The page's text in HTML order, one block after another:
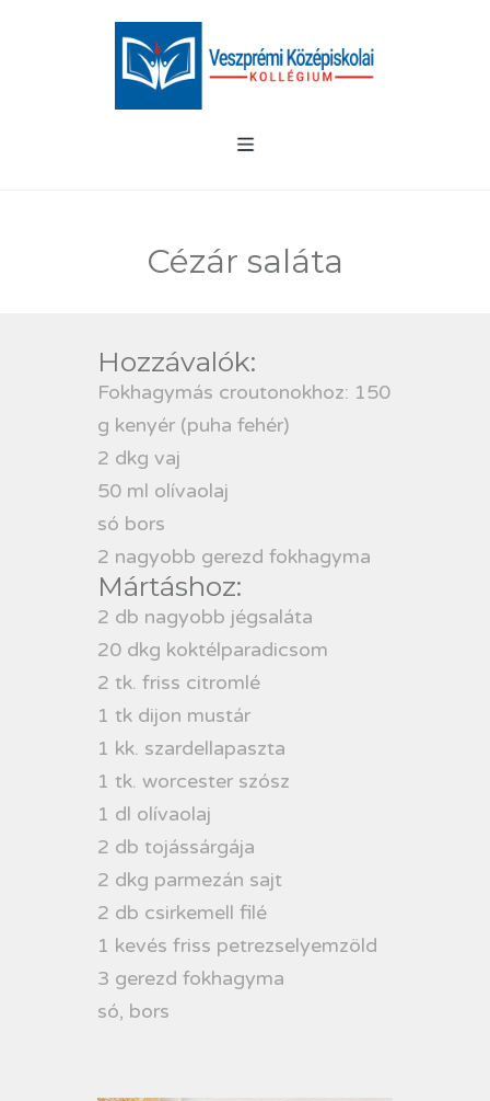
Cézár saláta
Hozzávalók:
Fokhagymás croutonokhoz: 150
g kenyér (puha fehér)
2 dkg vaj
50 ml olívaolaj
só bors
2 nagyobb gerezd fokhagyma
Mártáshoz:
2 db nagyobb jégsaláta
20 dkg koktélparadicsom
2 tk. friss citromlé
1 tk dijon mustár
1 kk. szardellapaszta
1 tk. worcester szósz
1 dl olívaolaj
2 db tojássárgája
2 dkg parmezán sajt
2 db csirkemell filé
1 kevés friss petrezselyemzöld
3 gerezd fokhagyma
só, bors